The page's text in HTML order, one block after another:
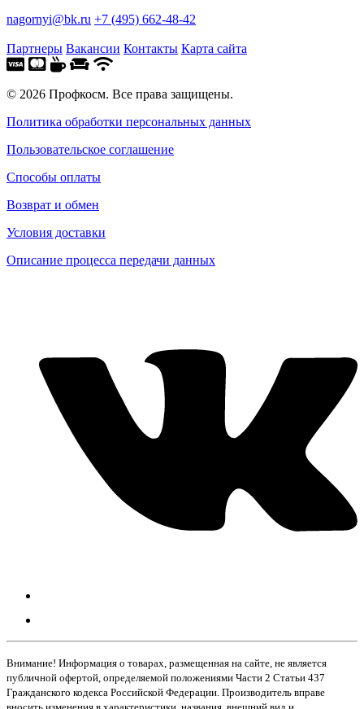
nagornyi@bk.ru +7 (495) 662-48-42
Партнеры Вакансии Контакты Карта сайта
© 2026 Профкосм. Все права защищены.
Политика обработки персональных данных
Пользовательское соглашение
Способы оплаты
Возврат и обмен
Условия доставки
Описание процесса передачи данных
Внимание! Информация о товарах, размещенная на сайте, не является
публичной офертой, определяемой положениями Части 2 Статьи 437
Гражданского кодекса Российской Федерации. Производитель вправе